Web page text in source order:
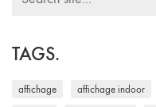
TAGS.
affichage affichage indoor